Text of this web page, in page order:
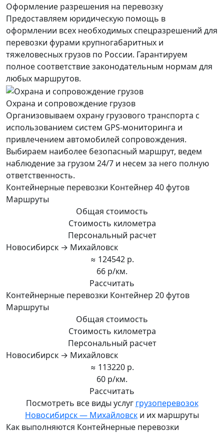
Оформление разрешения на перевозку
Предоставляем юридическую помощь в
оформлении всех необходимых спецразрешений для
перевозки фурами крупногабаритных и
тяжеловесных грузов по России. Гарантируем
полное соответствие законодательным нормам для
любых маршрутов.
Охрана и сопровождение грузов
Организовываем охрану грузового транспорта с
использованием систем GPS-мониторинга и
привлечением автомобилей сопровождения.
Выбираем наиболее безопасный маршрут, ведем
наблюдение за грузом 24/7 и несем за него полную
ответственность.
Контейнерные перевозки Контейнер 40 футов
Маршруты
Общая стоимость
Стоимость километра
Персональный расчет
Новосибирск → Михайловск
≈ 124542 р.
66 р/км.
Рассчитать
Контейнерные перевозки Контейнер 20 футов
Маршруты
Общая стоимость
Стоимость километра
Персональный расчет
Новосибирск → Михайловск
≈ 113220 р.
60 р/км.
Рассчитать
Посмотреть все виды услуг грузоперевозок
Новосибирск — Михайловск и их маршруты
Как выполняются Контейнерные перевозки